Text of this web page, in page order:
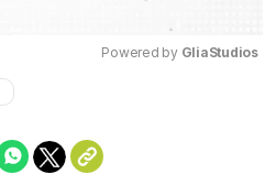
Powered by GliaStudios